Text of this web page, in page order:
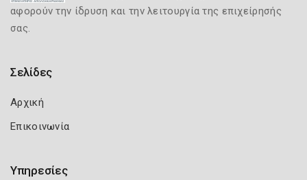
αφορούν την ίδρυση και την λειτουργία της επιχείρησής
σας.
Σελίδες
Αρχική
Επικοινωνία
Υπηρεσίες